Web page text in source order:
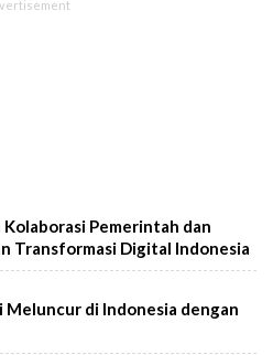
Pemerintah dan
Transformasi Digital Indonesia
Meluncur di Indonesia dengan